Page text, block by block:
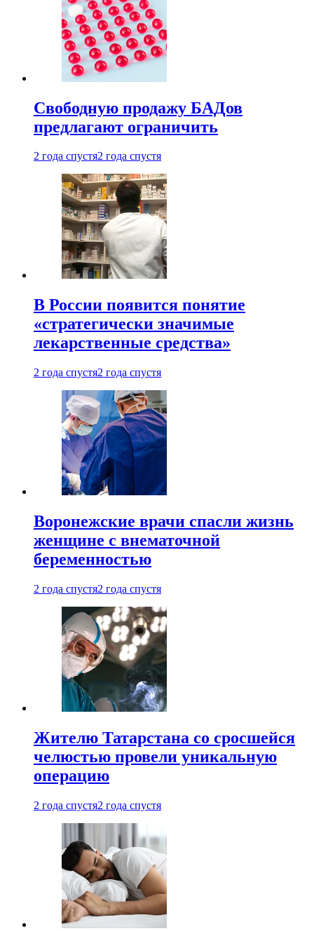
Свободную продажу БАДов
предлагают ограничить
2 года спустя2 года спустя
В России появится понятие
«стратегически значимые
лекарственные средства»
2 года спустя2 года спустя
Воронежские врачи спасли жизнь
женщине с внематочной
беременностью
2 года спустя2 года спустя
Жителю Татарстана со сросшейся
челюстью провели уникальную
операцию
2 года спустя2 года спустя